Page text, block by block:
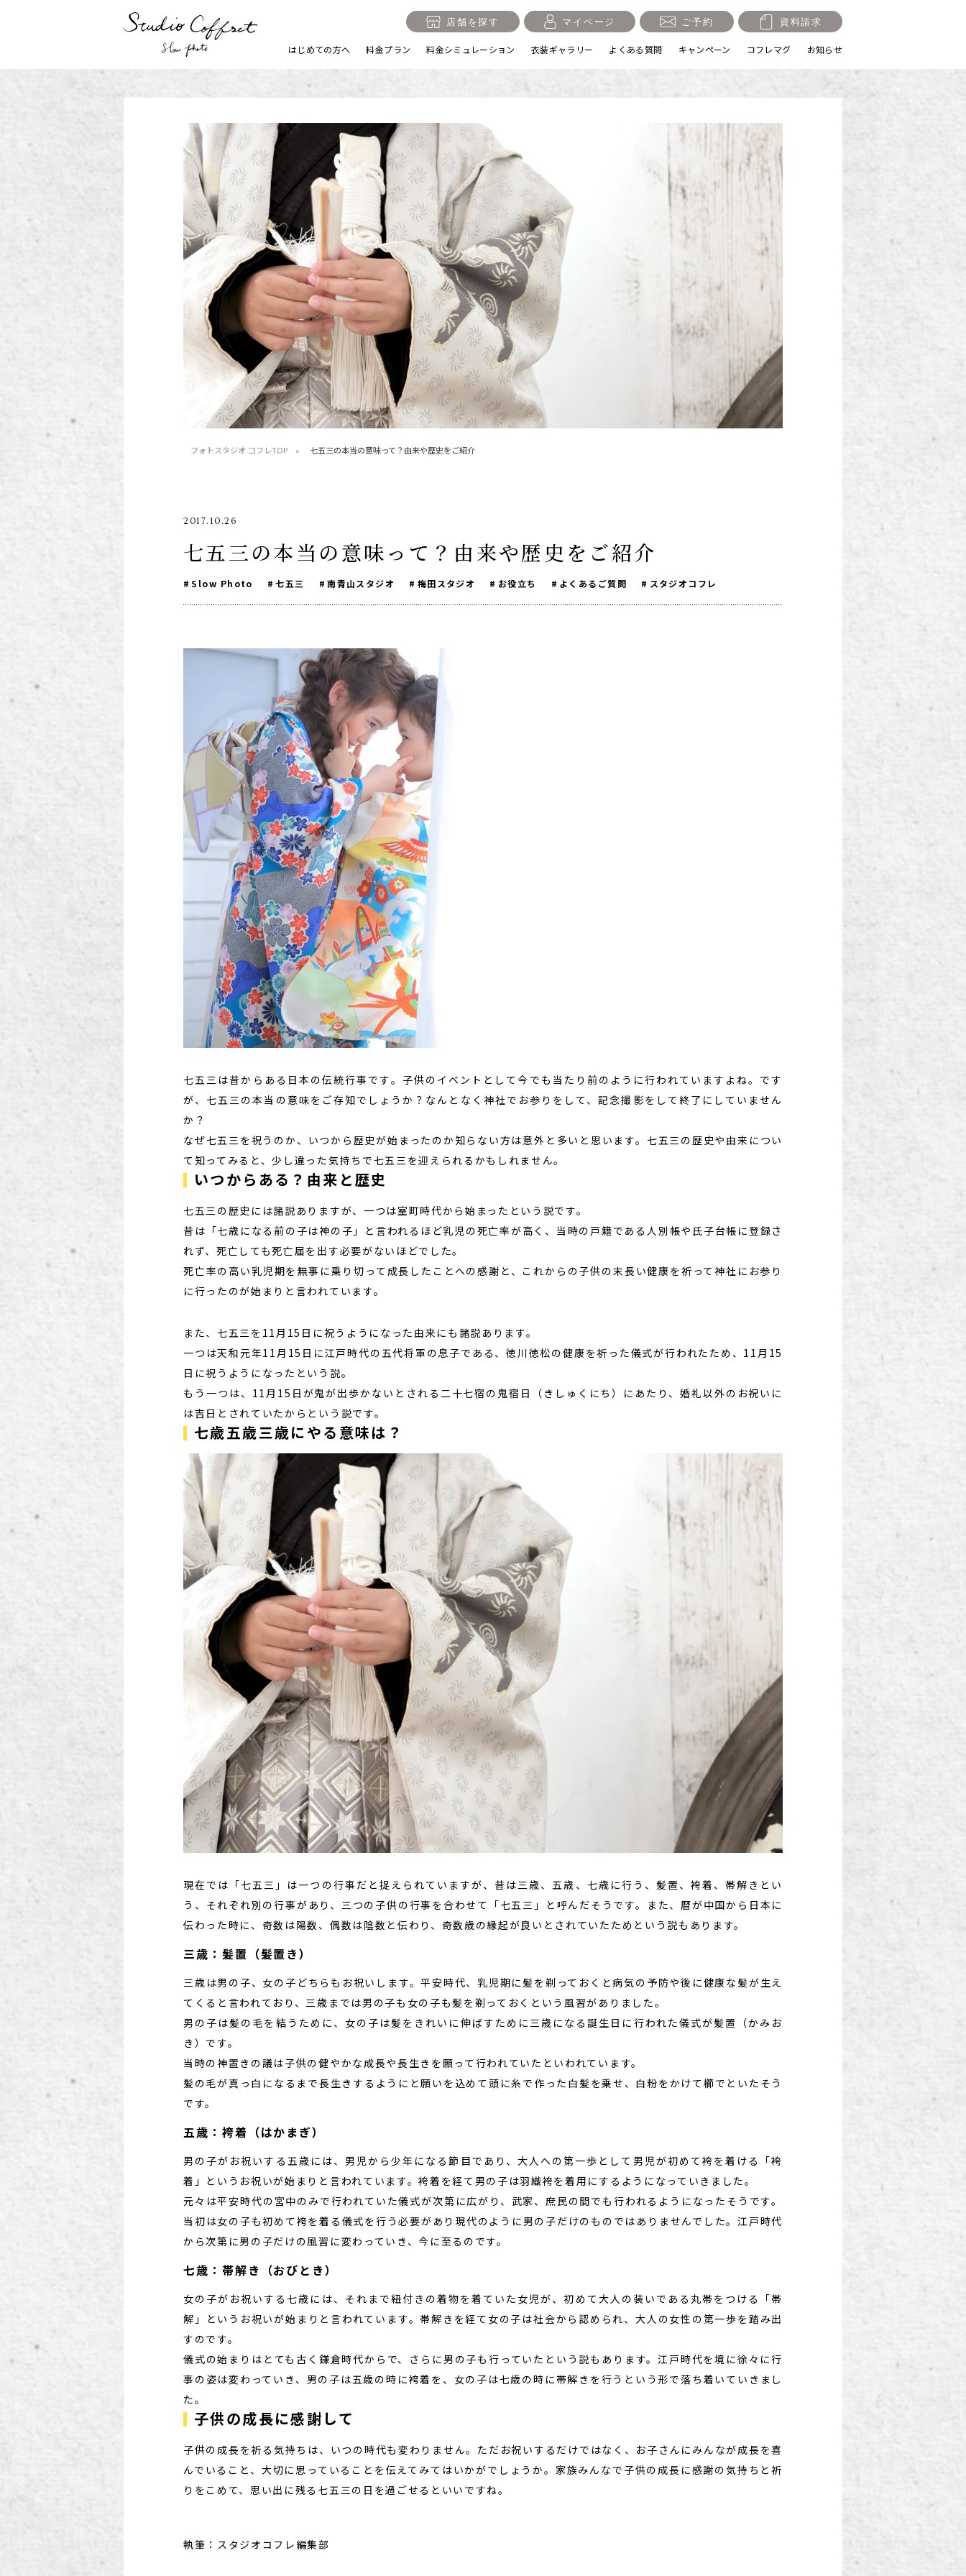
店舗を探す マイページ ご予約 資料請求
はじめての方へ 料金プラン
七五三 入学・卒業記念 1/2成人式・十歳の祝い マタニティ
家族写真・記念写真 1歳誕生日 誕生日 100日祝い・お食い初め
ロケーション撮影・カメ
子供の写真撮影・スタジ
赤ちゃん撮影・ベビーフ
ォト
リピーター様専用
料金シミュレーション 衣装ギャラリー よくある質問 キャンペーン コフレマグ お知らせ
フォトスタジオ コフレTOP 七五三の本当の意味って？由来や歴史をご紹介
2017.10.26
七五三の本当の意味って？由来や歴史をご紹介
Slow Photo 七五三 南青山スタジオ 梅田スタジオ お役立ち よくあるご質問 スタジオコフレ
七五三は昔からある日本の伝統行事です。子供のイベントとして今でも当たり前のように行われていますよね。です
が、七五三の本当の意味をご存知でしょうか？なんとなく神社でお参りをして、記念撮影をして終了にしていません
か？
なぜ七五三を祝うのか、いつから歴史が始まったのか知らない方は意外と多いと思います。七五三の歴史や由来につい
て知ってみると、少し違った気持ちで七五三を迎えられるかもしれません。
いつからある？由来と歴史
七五三の歴史には諸説ありますが、一つは室町時代から始まったという説です。
昔は「七歳になる前の子は神の子」と言われるほど乳児の死亡率が高く、当時の戸籍である人別帳や氏子台帳に登録さ
れず、死亡しても死亡届を出す必要がないほどでした。
死亡率の高い乳児期を無事に乗り切って成長したことへの感謝と、これからの子供の末長い健康を祈って神社にお参り
に行ったのが始まりと言われています。
また、七五三を11月15日に祝うようになった由来にも諸説あります。
一つは天和元年11月15日に江戸時代の五代将軍の息子である、徳川徳松の健康を祈った儀式が行われたため、11月15
日に祝うようになったという説。
もう一つは、11月15日が鬼が出歩かないとされる二十七宿の鬼宿日（きしゅくにち）にあたり、婚礼以外のお祝いに
は吉日とされていたからという説です。
七歳五歳三歳にやる意味は？
現在では「七五三」は一つの行事だと捉えられていますが、昔は三歳、五歳、七歳に行う、髪置、袴着、帯解きとい
う、それぞれ別の行事があり、三つの子供の行事を合わせて「七五三」と呼んだそうです。また、暦が中国から日本に
伝わった時に、奇数は陽数、偶数は陰数と伝わり、奇数歳の縁起が良いとされていたためという説もあります。
三歳：髪置（髪置き）
三歳は男の子、女の子どちらもお祝いします。平安時代、乳児期に髪を剃っておくと病気の予防や後に健康な髪が生え
てくると言われており、三歳までは男の子も女の子も髪を剃っておくという風習がありました。
男の子は髪の毛を結うために、女の子は髪をきれいに伸ばすために三歳になる誕生日に行われた儀式が髪置（かみお
き）です。
当時の神置きの議は子供の健やかな成長や長生きを願って行われていたといわれています。
髪の毛が真っ白になるまで長生きするようにと願いを込めて頭に糸で作った白髪を乗せ、白粉をかけて櫛でといたそう
です。
五歳：袴着（はかまぎ）
男の子がお祝いする五歳には、男児から少年になる節目であり、大人への第一歩として男児が初めて袴を着ける「袴
着」というお祝いが始まりと言われています。袴着を経て男の子は羽織袴を着用にするようになっていきました。
元々は平安時代の宮中のみで行われていた儀式が次第に広がり、武家、庶民の間でも行われるようになったそうです。
当初は女の子も初めて袴を着る儀式を行う必要があり現代のように男の子だけのものではありませんでした。江戸時代
から次第に男の子だけの風習に変わっていき、今に至るのです。
七歳：帯解き（おびとき）
女の子がお祝いする七歳には、それまで紐付きの着物を着ていた女児が、初めて大人の装いである丸帯をつける「帯
解」というお祝いが始まりと言われています。帯解きを経て女の子は社会から認められ、大人の女性の第一歩を踏み出
すのです。
儀式の始まりはとても古く鎌倉時代からで、さらに男の子も行っていたという説もあります。江戸時代を境に徐々に行
事の姿は変わっていき、男の子は五歳の時に袴着を、女の子は七歳の時に帯解きを行うという形で落ち着いていきまし
た。
子供の成長に感謝して
子供の成長を祈る気持ちは、いつの時代も変わりません。ただお祝いするだけではなく、お子さんにみんなが成長を喜
んでいること、大切に思っていることを伝えてみてはいかがでしょうか。家族みんなで子供の成長に感謝の気持ちと祈
りをこめて、思い出に残る七五三の日を過ごせるといいですね。
執筆：スタジオコフレ編集部